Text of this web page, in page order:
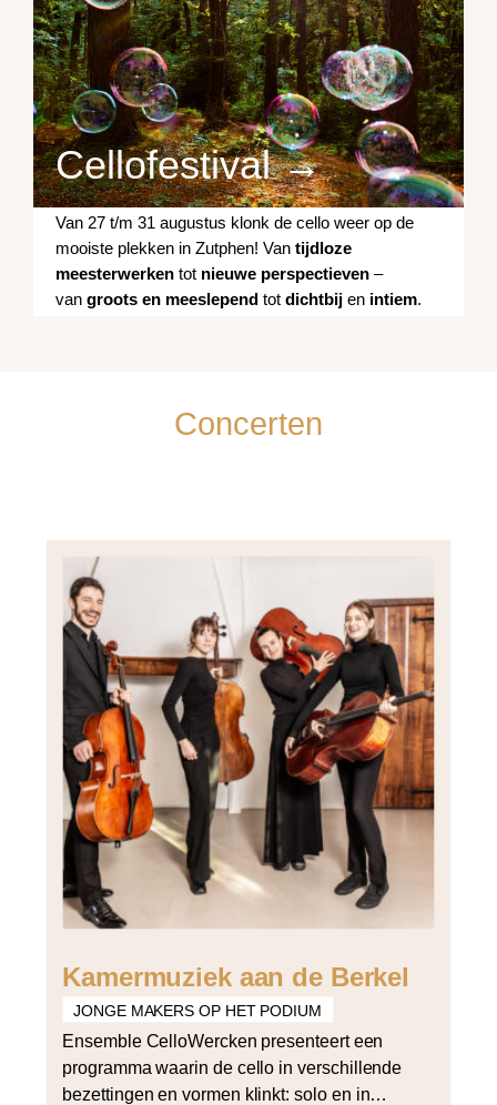
Cellofestival →
Van 27 t/m 31 augustus klonk de cello weer op de
mooiste plekken in Zutphen! Van tijdloze
meesterwerken tot nieuwe perspectieven –
van groots en meeslepend tot dichtbij en intiem.
Concerten
Kamermuziek aan de Berkel
JONGE MAKERS OP HET PODIUM
Ensemble CelloWercken presenteert een
programma waarin de cello in verschillende
bezettingen en vormen klinkt: solo en in